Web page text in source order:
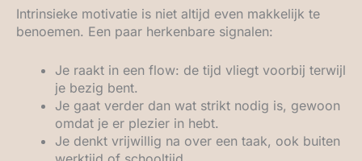
Intrinsieke motivatie is niet altijd even makkelijk te
benoemen. Een paar herkenbare signalen:
Je raakt in een flow: de tijd vliegt voorbij terwijl
je bezig bent.
Je gaat verder dan wat strikt nodig is, gewoon
omdat je er plezier in hebt.
Je denkt vrijwillig na over een taak, ook buiten